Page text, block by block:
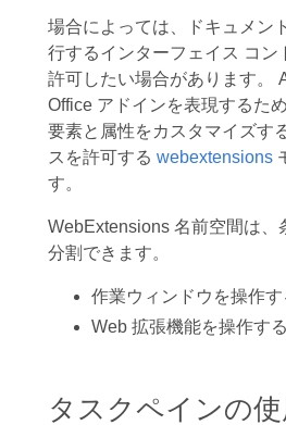
場合によっては、ドキュメン
行するインターフェイス コン
許可したい場合があります。
Office アドインを表現するた
要素と属性をカスタマイズす
スを許可する webextensions
す。
WebExtensions 名前空間は、
分割できます。
作業ウィンドウを操作
Web 拡張機能を操作す
タスクペインの使